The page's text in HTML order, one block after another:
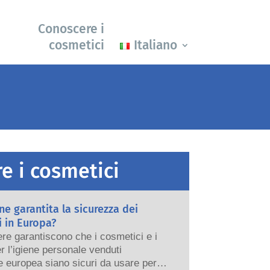
Conoscere i
cosmetici
Italiano
i cosmetici
garantita la sicurezza dei
Europa?
garantiscono che i cosmetici e i
l’igiene personale venduti
europea siano sicuri da usare per le